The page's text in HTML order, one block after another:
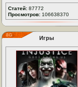
Статей: 87772
Просмотров: 106638370
Игры